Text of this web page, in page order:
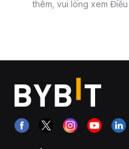
thêm, vui lòng xem